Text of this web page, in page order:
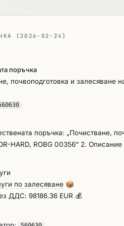
(2026-02-24)
поръчка
почвоподготовка и залесяване
поръчка: „Почистване,
на обществената поръчка: Обществената поръчка е свързана
"Инициативи за зелена
свързани с
зони в близост до рисковите
Свищов е от съществено
по залесяване 📦
ДДС: 98186.36 EUR 💰